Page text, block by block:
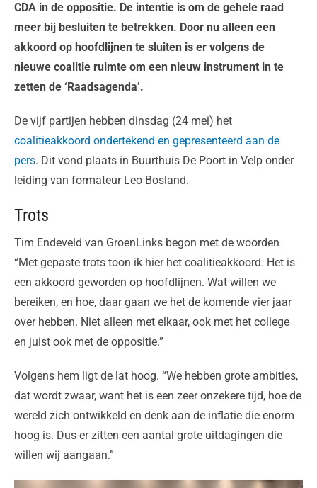
CDA in de oppositie. De intentie is om de gehele raad
meer bij besluiten te betrekken. Door nu alleen een
akkoord op hoofdlijnen te sluiten is er volgens de
nieuwe coalitie ruimte om een nieuw instrument in te
zetten de ‘Raadsagenda’.
De vijf partijen hebben dinsdag (24 mei) het
coalitieakkoord ondertekend en gepresenteerd aan de
pers. Dit vond plaats in Buurthuis De Poort in Velp onder
leiding van formateur Leo Bosland.
Trots
Tim Endeveld van GroenLinks begon met de woorden
“Met gepaste trots toon ik hier het coalitieakkoord. Het is
een akkoord geworden op hoofdlijnen. Wat willen we
bereiken, en hoe, daar gaan we het de komende vier jaar
over hebben. Niet alleen met elkaar, ook met het college
en juist ook met de oppositie.”
Volgens hem ligt de lat hoog. “We hebben grote ambities,
dat wordt zwaar, want het is een zeer onzekere tijd, hoe de
wereld zich ontwikkeld en denk aan de inflatie die enorm
hoog is. Dus er zitten een aantal grote uitdagingen die
willen wij aangaan.”